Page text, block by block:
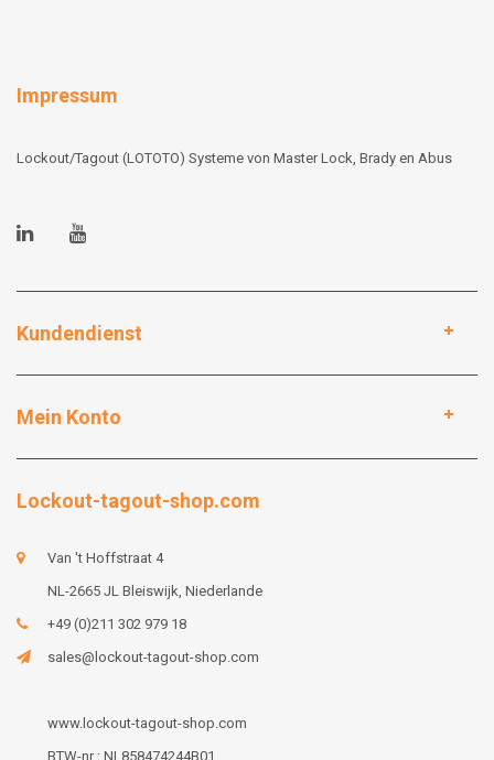
Impressum
Lockout/Tagout (LOTOTO) Systeme von Master Lock, Brady en Abus
Kundendienst
Mein Konto
Lockout-tagout-shop.com
Van 't Hoffstraat 4
NL-2665 JL Bleiswijk, Niederlande
+49 (0)211 302 979 18
sales@lockout-tagout-shop.com
www.lockout-tagout-shop.com
BTW-nr : NL858474244B01